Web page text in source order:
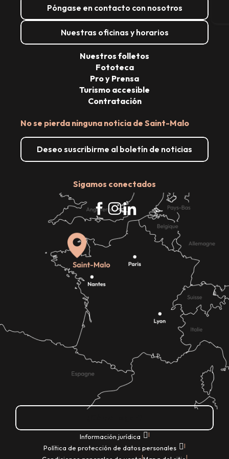
Póngase en contacto con nosotros
Nuestras oficinas y horarios
No se pierda ninguna noticia de Saint-Malo
Deseo suscribirme al boletín de noticias
Sigamos conectados
Nuestros folletos
Fototeca
Pro y Prensa
Turismo accesible
Contratación
Información jurídica |
Política de protección de datos personales |
| |